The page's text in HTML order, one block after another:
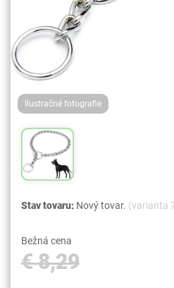
Ilustračné fotografie
Stav tovaru: Nový tovar. (varianta
Bežná cena
€ 8,29